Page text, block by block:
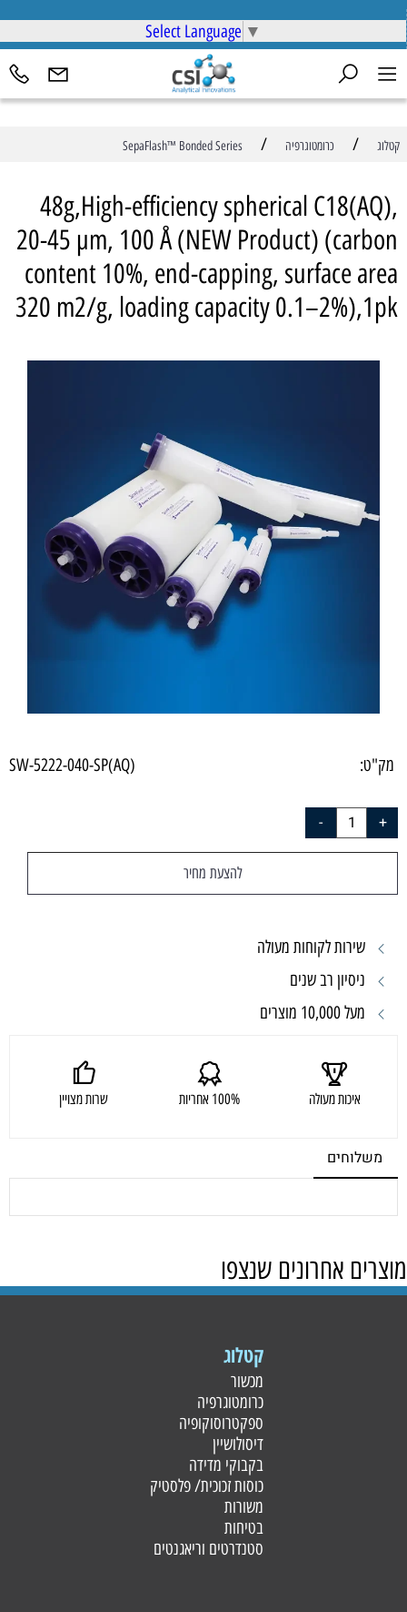
Select Language ▼
קטלוג / כרומטוגרפיה /
SepaFlash™ Bonded Series
48g,High-efficiency spherical C18(AQ),
20-45 µm, 100 Å (NEW Product) (carbon
content 10%, end-capping, surface area
320 m2/g, loading capacity 0.1–2%),1pk
מק"ט: SW-5222-040-SP(AQ)
להצעת מחיר
שירות לקוחות מעולה
ניסיון רב שנים
מעל 10,000 מוצרים
איכות מעולה 100% אחריות שרות מצויין
משלוחים
מוצרים אחרונים שנצפו
קטלוג
מכשור
כרומטוגרפיה
ספקטרוסוקופיה
דיסולושיין
בקבוקי מדידה
כוסות זכוכית/ פלסטיק
משורות
בטיחות
סטנדרטים וריאגנטים